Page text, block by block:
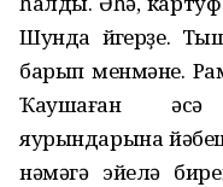
Шунда йүгерҙе.
барып менмәне.
Ҡаушаған
яурындарына
нәмәгә эйелә